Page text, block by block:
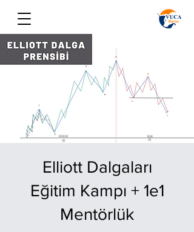
Elliott Dalgaları
Eğitim Kampı + 1e1
Mentörlük